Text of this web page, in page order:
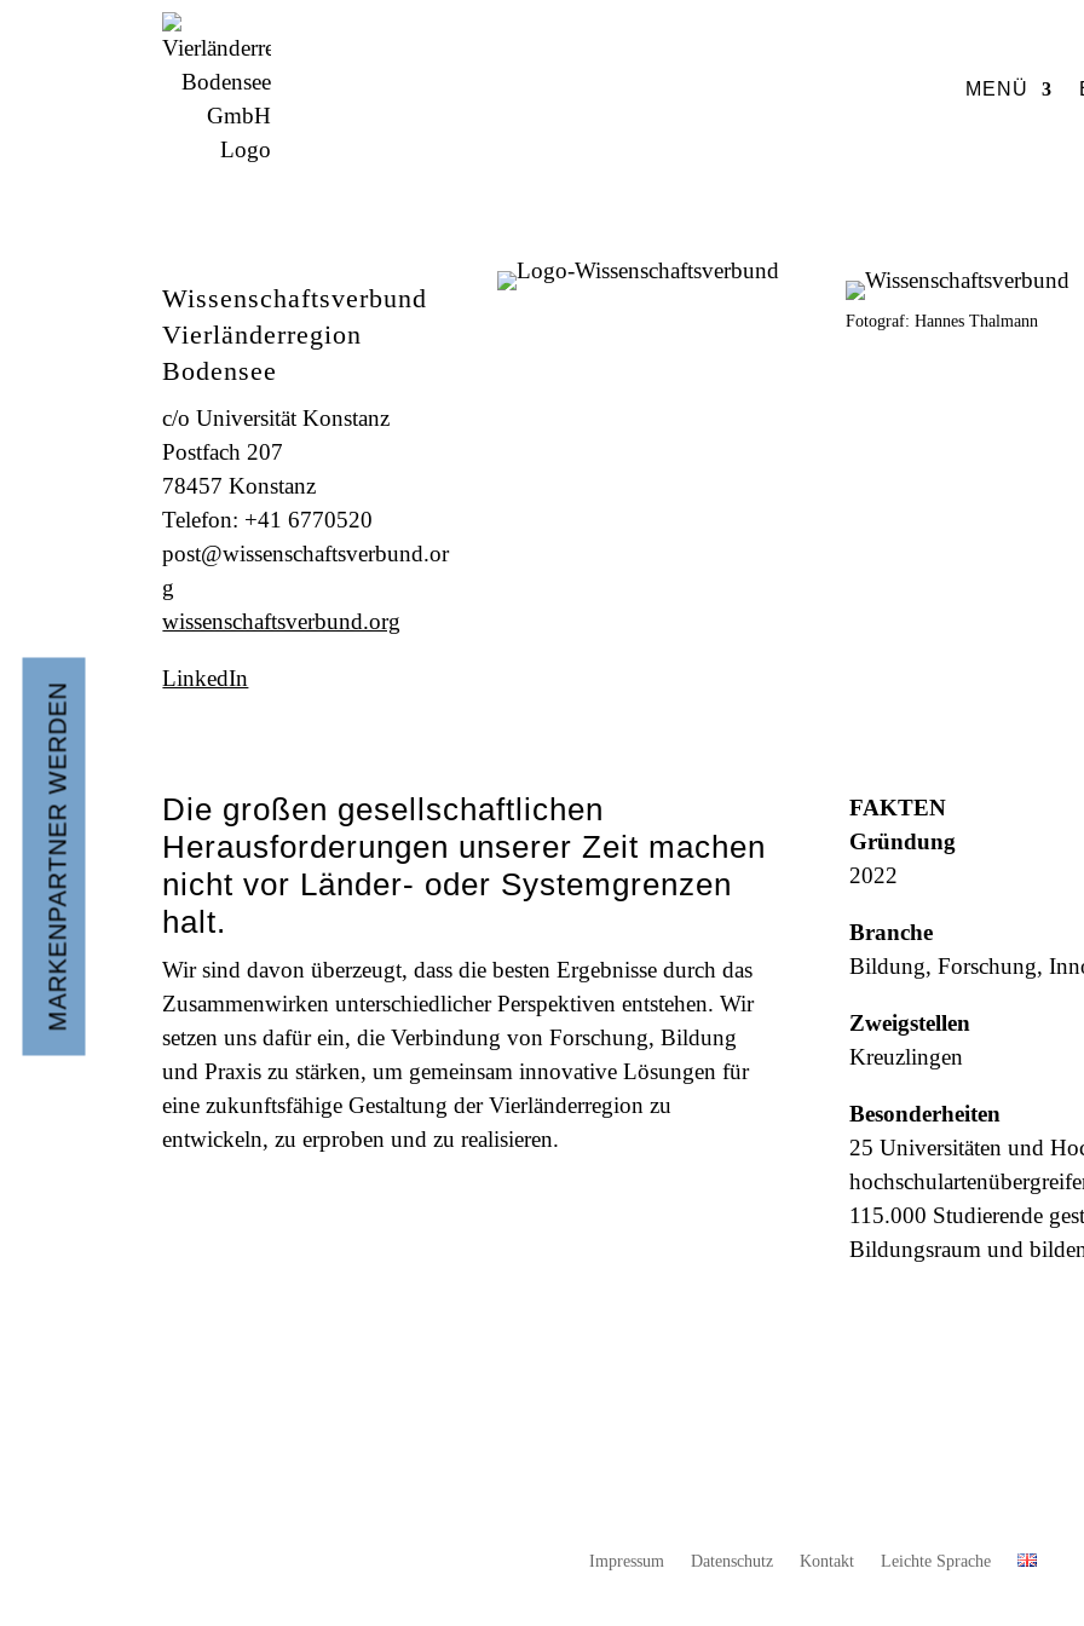
MENÜ
Wissenschaftsverbund
Vierländerregion
Bodensee
c/o Universität Konstanz
Postfach 207
78457 Konstanz
Telefon: +41 6770520
post@wissenschaftsverbund.or
g
wissenschaftsverbund.org
LinkedIn
Fotograf: Hannes Thalmann
Die großen gesellschaftlichen
Herausforderungen unserer Zeit machen
nicht vor Länder- oder Systemgrenzen
halt.
Wir sind davon überzeugt, dass die besten Ergebnisse durch das
Zusammenwirken unterschiedlicher Perspektiven entstehen. Wir
setzen uns dafür ein, die Verbindung von Forschung, Bildung
und Praxis zu stärken, um gemeinsam innovative Lösungen für
eine zukunftsfähige Gestaltung der Vierländerregion zu
entwickeln, zu erproben und zu realisieren.
FAKTEN
Gründung
2022
Branche
Bildung, Forschung,
Zweigstellen
Kreuzlingen
Besonderheiten
25 Universitäten und
115.000 Studierende
Bildungsraum und
MARKENPARTNER WERDEN
Impressum Datenschutz Kontakt Leichte Sprache